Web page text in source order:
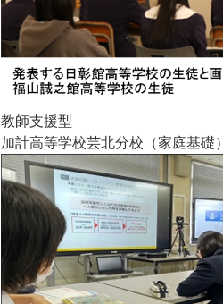
教師支援型
加計高等学校芸北分校（家庭基礎）